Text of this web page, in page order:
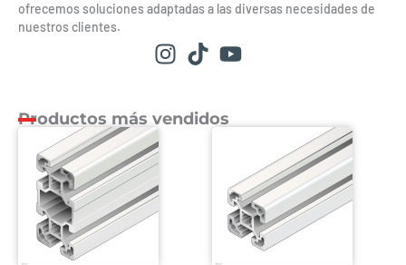
ofrecemos soluciones adaptadas a las diversas necesidades de
nuestros clientes.
Productos más vendidos